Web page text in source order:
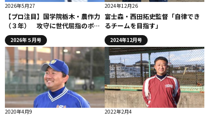
2026年5月27
【プロ注目】国学院栃木・農作力
（３年） 攻守に世代屈指のポテ
ンシャルを秘めるショートストッ
プ2026年５月号
2024年12月26
富士森・西田拓史監督「自律でき
るチームを目指す」
2024年12月号
2020年4月9 2022年2月4